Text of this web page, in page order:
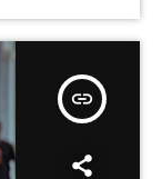
insert_link